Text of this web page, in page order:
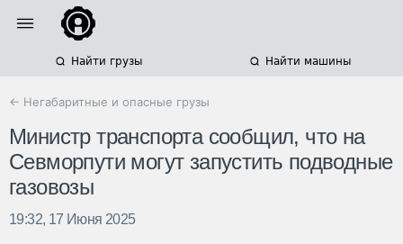
Найти грузы Найти машины
← Негабаритные и опасные грузы
Министр транспорта сообщил, что на
Севморпути могут запустить подводные
газовозы
19:32, 17 Июня 2025